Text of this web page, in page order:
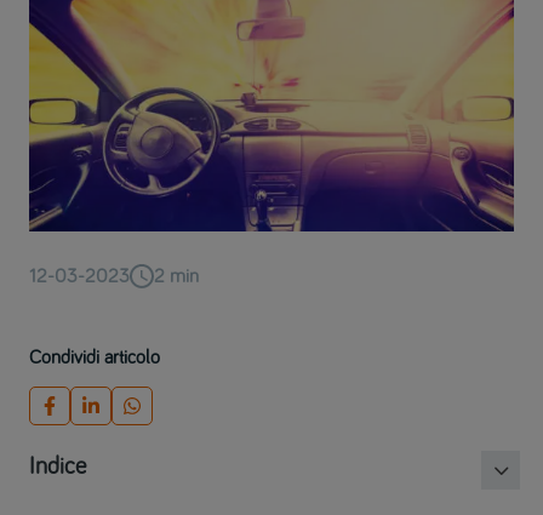
12-03-2023 2 min
Condividi articolo
Indice